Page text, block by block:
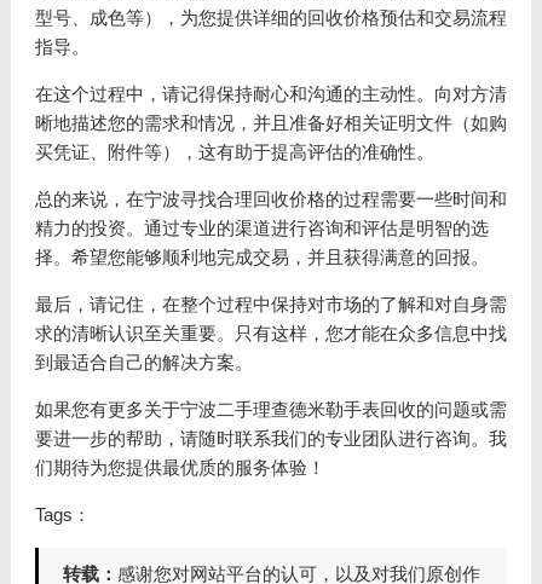
型号、成色等），为您提供详细的回收价格预估和交易流程
指导。
在这个过程中，请记得保持耐心和沟通的主动性。向对方清
晰地描述您的需求和情况，并且准备好相关证明文件（如购
买凭证、附件等），这有助于提高评估的准确性。
总的来说，在宁波寻找合理回收价格的过程需要一些时间和
精力的投资。通过专业的渠道进行咨询和评估是明智的选
择。希望您能够顺利地完成交易，并且获得满意的回报。
最后，请记住，在整个过程中保持对市场的了解和对自身需
求的清晰认识至关重要。只有这样，您才能在众多信息中找
到最适合自己的解决方案。
如果您有更多关于宁波二手理查德米勒手表回收的问题或需
要进一步的帮助，请随时联系我们的专业团队进行咨询。我
们期待为您提供最优质的服务体验！
Tags：
转载： 感谢您对网站平台的认可，以及对我们原创作